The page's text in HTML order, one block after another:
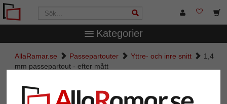
Kategorier
AllaRamar.se Passepartouter Yttre- och inre snitt
1,4
mm passepartout - efter mått
1,4 mm passepartout - efter mått